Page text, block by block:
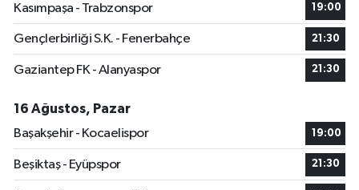
Kasımpaşa - Trabzonspor 19:00
Gençlerbirliği S.K. - Fenerbahçe 21:30
Gaziantep FK - Alanyaspor 21:30
16 Ağustos, Pazar
Başakşehir - Kocaelispor
19:00
Beşiktaş - Eyüpspor 21:30